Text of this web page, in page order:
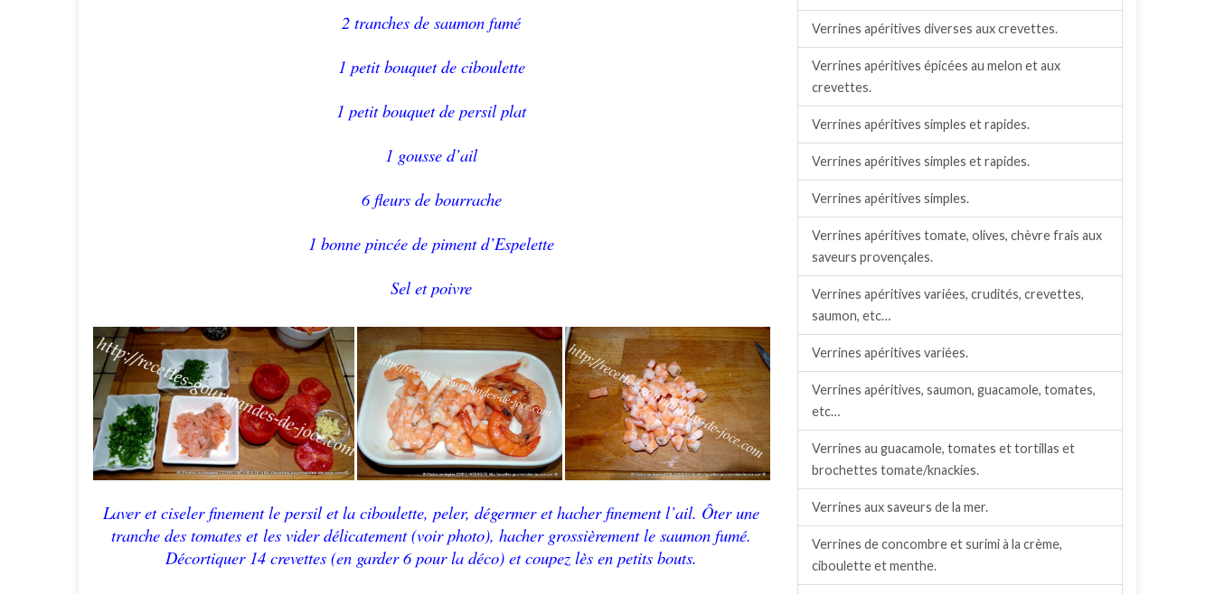
2 tranches de saumon fumé
1 petit bouquet de ciboulette
1 petit bouquet de persil plat
1 gousse d’ail
6 fleurs de bourrache
1 bonne pincée de piment d’Espelette
Sel et poivre
Laver et ciseler finement le persil et la ciboulette, peler, dégermer et hacher finement l’ail. Ôter une
tranche des tomates et les vider délicatement (voir photo), hacher grossièrement le saumon fumé.
Décortiquer 14 crevettes (en garder 6 pour la déco) et coupez lès en petits bouts.
Verrines apéritives diverses aux crevettes.
Verrines apéritives épicées au melon et aux
crevettes.
Verrines apéritives simples et rapides.
Verrines apéritives simples et rapides.
Verrines apéritives simples.
Verrines apéritives tomate, olives, chèvre frais aux
saveurs provençales.
Verrines apéritives variées, crudités, crevettes,
saumon, etc…
Verrines apéritives variées.
Verrines apéritives, saumon, guacamole, tomates,
etc…
Verrines au guacamole, tomates et tortillas et
brochettes tomate/knackies.
Verrines aux saveurs de la mer.
Verrines de concombre et surimi à la crème,
ciboulette et menthe.